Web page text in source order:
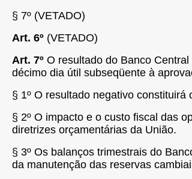
§ 7º (VETADO)
Art. 6º (VETADO)
Art. 7º O resultado do Banco
décimo dia útil subseqüente à
§ 1º O resultado negativo
§ 2º O impacto e o custo fiscal das
diretrizes orçamentárias da União.
§ 3º Os balanços trimestrais do
da manutenção das reservas